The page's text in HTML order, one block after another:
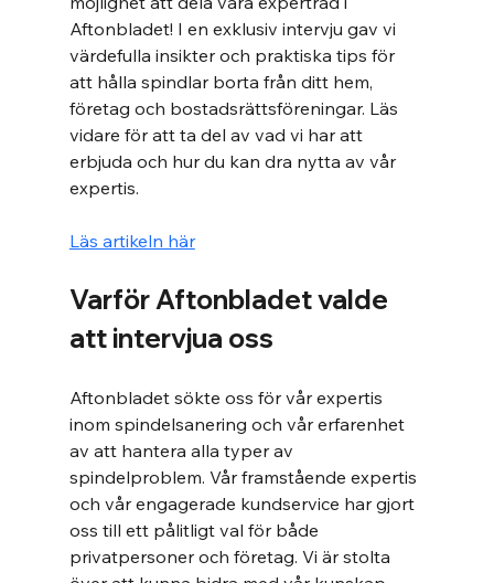
Aftonbladet! I en exklusiv intervju gav vi
värdefulla insikter och praktiska tips för
att hålla spindlar borta från ditt hem,
företag och bostadsrättsföreningar. Läs
vidare för att ta del av vad vi har att
erbjuda och hur du kan dra nytta av vår
expertis.
Läs artikeln här
Varför Aftonbladet valde
att intervjua oss
Aftonbladet sökte oss för vår expertis
inom spindelsanering och vår erfarenhet
av att hantera alla typer av
spindelproblem. Vår framstående expertis
och vår engagerade kundservice har gjort
oss till ett pålitligt val för både
privatpersoner och företag. Vi är stolta